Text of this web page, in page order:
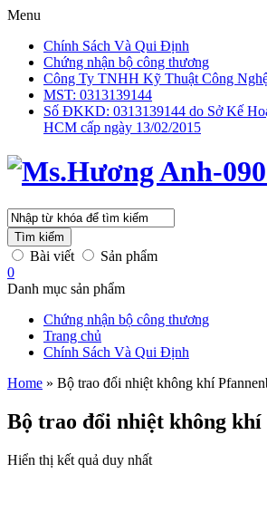
Menu
Chính Sách Và Qui Định
Chứng nhận bộ công thương
Công Ty TNHH Kỹ Thuật Công
MST: 0313139144
Số ĐKKD: 0313139144 do Sở Kế
HCM cấp ngày 13/02/2015
Tìm kiếm
Bài viết
Sản phẩm
0
Danh mục sản phẩm
Chứng nhận bộ công thương
Trang chủ
Chính Sách Và Qui Định
Home » Bộ trao đổi nhiệt không khí
Bộ trao đổi nhiệt không khí
Hiển thị kết quả duy nhất